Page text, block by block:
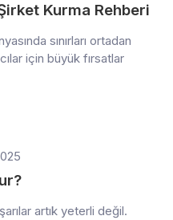
Kurma Rehberi
sınırları ortadan
için büyük fırsatlar
artık yeterli değil.